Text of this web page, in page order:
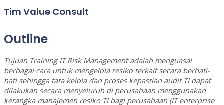
Tim Value Consult
Outline
Tujuan Training IT Risk Management adalah menguasai
berbagai cara untuk mengelola resiko terkait secara berhati-
hati sehingga tata kelola dan proses kepastian audit TI dapat
dilakukan secara menyeluruh di perusahaan menggunakan
kerangka manajemen resiko TI bagi perusahaan (IT enterprise